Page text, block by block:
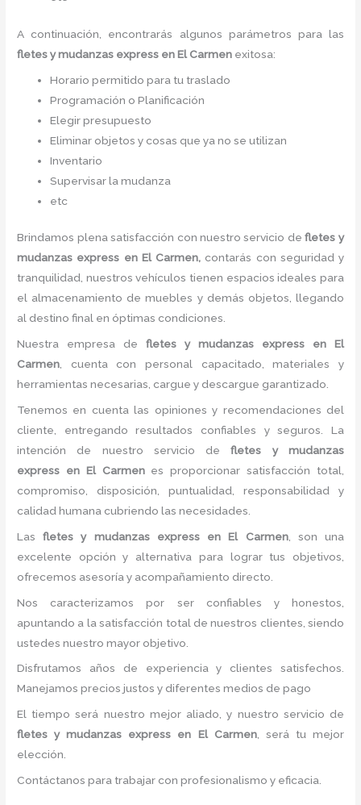
A continuación, encontrarás algunos parámetros para las
fletes y mudanzas express en El Carmen exitosa:
Horario permitido para tu traslado
Programación o Planificación
Elegir presupuesto
Eliminar objetos y cosas que ya no se utilizan
Inventario
Supervisar la mudanza
etc
Brindamos plena satisfacción con nuestro servicio de fletes y
mudanzas express en El Carmen, contarás con seguridad y
tranquilidad, nuestros vehículos tienen espacios ideales para
el almacenamiento de muebles y demás objetos, llegando
al destino final en óptimas condiciones.
Nuestra empresa defletes y mudanzas express
en El
Carmen , cuenta con personal capacitado, materiales y
herramientas necesarias, cargue y descargue garantizado.
Tenemos en cuenta las opiniones y recomendaciones del
cliente, entregando resultados confiables y seguros. La
intención de nuestro servicio de fletes y mudanzas
express en El Carmenes proporcionar satisfacción total,
compromiso, disposición, puntualidad, responsabilidad y
calidad humana cubriendo las necesidades.
Lasfletes y mudanzas express en El Carmen, son una
excelente opción y alternativa para lograr tus objetivos,
ofrecemos asesoría y acompañamiento directo.
Nos caracterizamos por ser confiables y honestos,
apuntando a la satisfacción total de nuestros clientes, siendo
ustedes nuestro mayor objetivo.
Disfrutamos años de experiencia y clientes satisfechos.
Manejamos precios justos y diferentes medios de pago
El tiempo será nuestro mejor aliado, y nuestro servicio de
fletes y mudanzas express en El Carmen, será tu mejor
elección.
Contáctanos para trabajar con profesionalismo y eficacia.